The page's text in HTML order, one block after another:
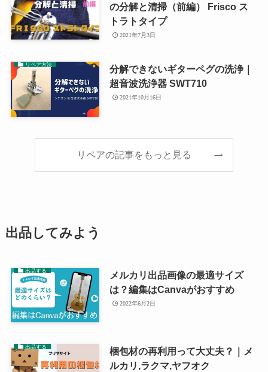
の分解と清掃（前編） Frisco ス
トラトタイプ
2021年7月3日
リペア方法
分解できないギターペグの洗浄｜
超音波洗浄器 SWT710
2021年10月16日
リペアの記事をもっと見る
出品してみよう
出品する
メルカリ出品画像の最適サイズ
は？編集はCanvaがおすすめ
2022年6月2日
出品する
梱包材の再利用って大丈夫？｜メ
ルカリ,ラクマ,ヤフオク